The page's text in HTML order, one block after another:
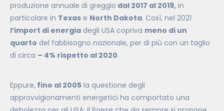
produzione annuale di greggio dal 2017 al 2019, in
particolare in Texas e North Dakota. Così, nel 2021
l’import di energia degli USA copriva meno di un
quarto del fabbisogno nazionale, per di più con un taglio
di circa – 4% rispetto al 2020.
Eppure, fino al 2005 la questione degli
approvvigionamenti energetici ha comportato una